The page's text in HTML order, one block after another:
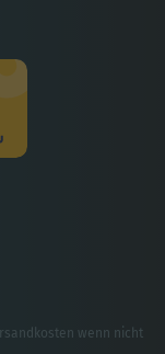
wenn nicht